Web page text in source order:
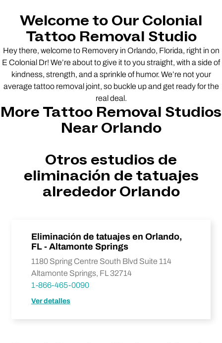
Welcome to Our Colonial
Tattoo Removal Studio
Hey there, welcome to Removery in Orlando, Florida, right in on
E Colonial Dr! We’re about to give it to you straight, with a side of
kindness, strength, and a sprinkle of humor. We’re not your
average tattoo removal joint, so buckle up and get ready for the
real deal.
More Tattoo Removal Studios
Near Orlando
Otros estudios de
eliminación de tatuajes
alrededor Orlando
Eliminación de tatuajes en Orlando,
FL - Altamonte Springs
1180 Spring Centre South Blvd Suite 114
Altamonte Springs, FL 32714
1-866-465-0090
Ver detalles